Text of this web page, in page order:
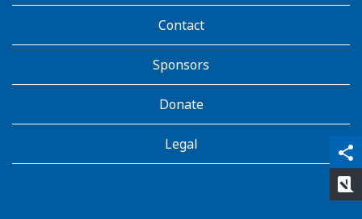
share
qr_code_scanner
content_copy
Contact
Sponsors
Donate
Legal
rate_review